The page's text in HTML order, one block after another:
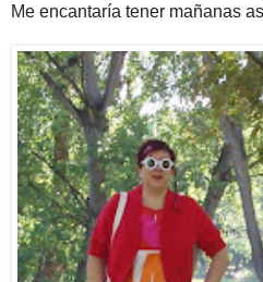
Me encantaría tener mañanas